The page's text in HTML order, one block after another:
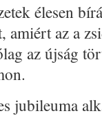
élesen
amiért az a
az újság
jubileuma